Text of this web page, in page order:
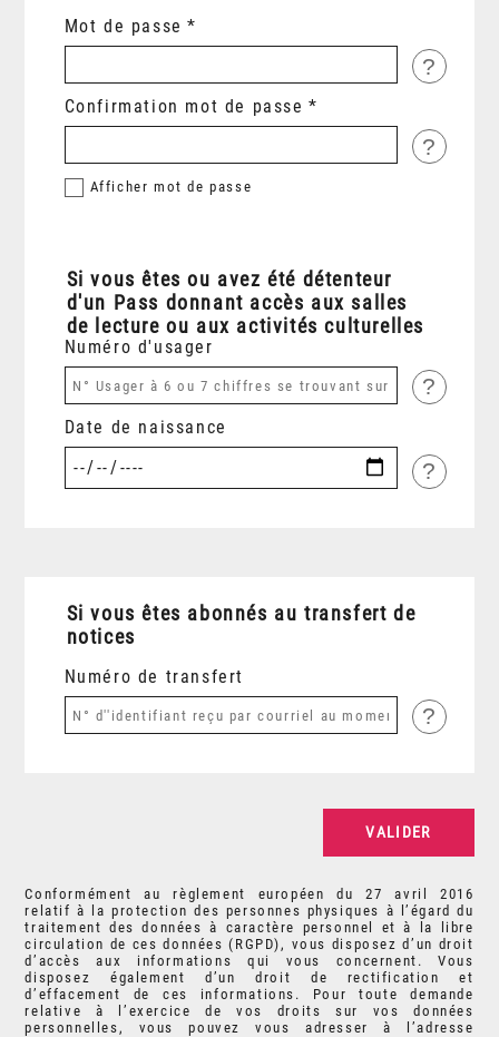
Mot de passe
?
Confirmation mot de passe
?
Afficher mot de passe
Si vous êtes ou avez été détenteur
d'un Pass donnant accès aux salles
de lecture ou aux activités culturelles
Numéro d'usager
?
Date de naissance
?
Si vous êtes abonnés au transfert de
notices
Numéro de transfert
?
Conformément au règlement européen du 27 avril 2016
relatif à la protection des personnes physiques à l’égard du
traitement des données à caractère personnel et à la libre
circulation de ces données (RGPD), vous disposez d’un droit
d’accès aux informations qui vous concernent. Vous
disposez également d’un droit de rectification et
d’effacement de ces informations. Pour toute demande
relative à l’exercice de vos droits sur vos données
personnelles, vous pouvez vous adresser à l’adresse